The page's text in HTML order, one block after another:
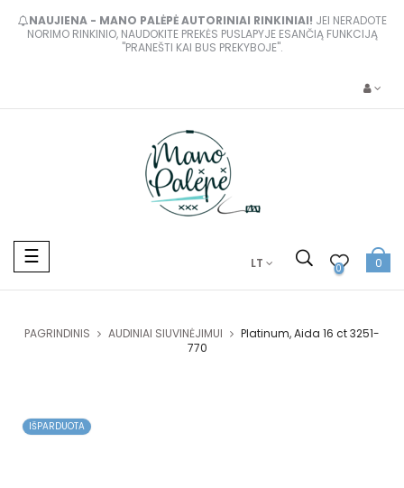
NAUJIENA - MANO PALĖPĖ AUTORINIAI RINKINIAI! JEI NERADOTE
NORIMO RINKINIO, NAUDOKITE PREKĖS PUSLAPYJE ESANČIĄ FUNKCIJĄ
"PRANEŠTI KAI BUS PREKYBOJE".
Toggle
navigation
☰ LT 0 0
PAGRINDINIS AUDINIAI SIUVINĖJIMUI
Platinum, Aida 16 ct 3251-
770
IŠPARDUOTA